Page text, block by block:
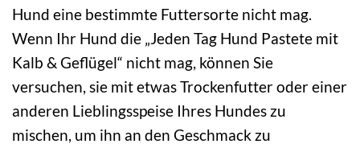
Hund eine bestimmte Futtersorte nicht mag.
Wenn Ihr Hund die „Jeden Tag Hund Pastete mit
Kalb & Geflügel“ nicht mag, können Sie
versuchen, sie mit etwas Trockenfutter oder einer
anderen Lieblingsspeise Ihres Hundes zu
mischen, um ihn an den Geschmack zu